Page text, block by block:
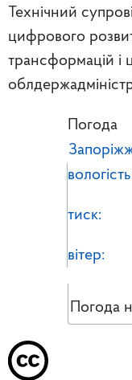
Технічний
цифрового
трансформацій і
Погода
тиск:
вітер:
Погода